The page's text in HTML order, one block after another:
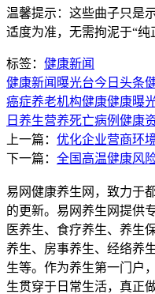
温馨提示：这些曲子只是
适度为准，无需拘泥于“纯
标签： 健康新闻
健康新闻 曝光台今日头条
癌症养老机构健康健康曝
日养生营养死亡病例 健康
上一篇： 优化企业营商环
下一篇： 全国高温健康风
易网健康养生网，致力于
的更新。易网养生网提供
医养生、食疗养生、养生
养生、房事养生、经络养
生等。作为养生第一门户
生贯穿于日常生活，真正